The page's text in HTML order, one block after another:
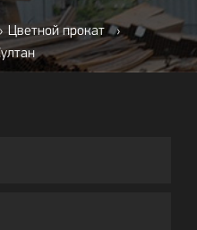
› Цветной прокат
›